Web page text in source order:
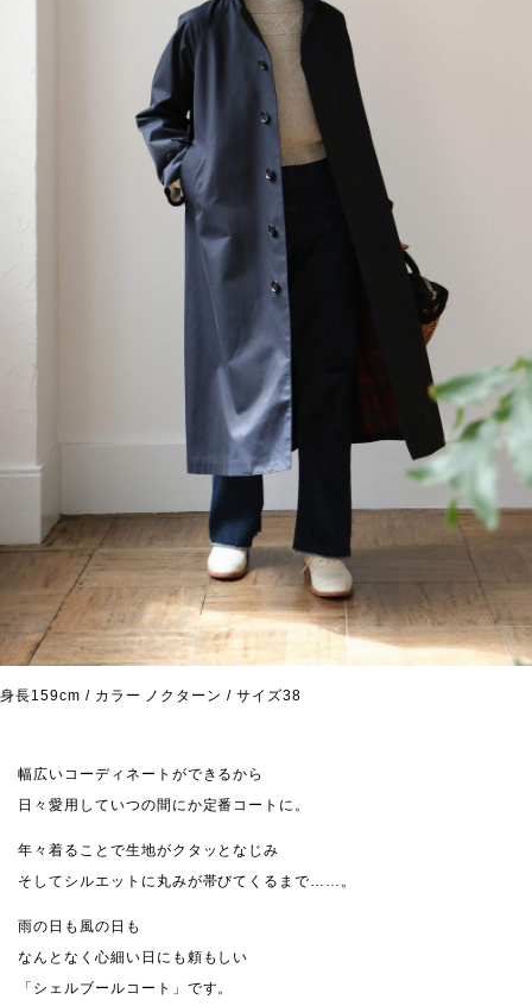
身長159cm / カラー ノクターン / サイズ38
幅広いコーディネートができるから
日々愛用していつの間にか定番コートに。
年々着ることで生地がクタッとなじみ
そしてシルエットに丸みが帯びてくるまで……。
雨の日も風の日も
なんとなく心細い日にも頼もしい
「シェルブールコート」です。